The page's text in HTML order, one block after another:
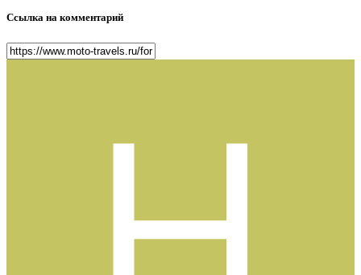
Ссылка на комментарий